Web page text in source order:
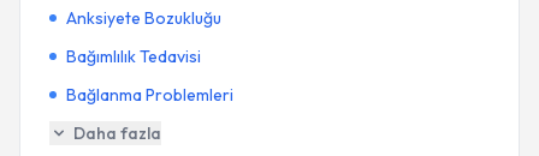
Anksiyete Bozukluğu
Bağımlılık Tedavisi
Bağlanma Problemleri
Daha fazla